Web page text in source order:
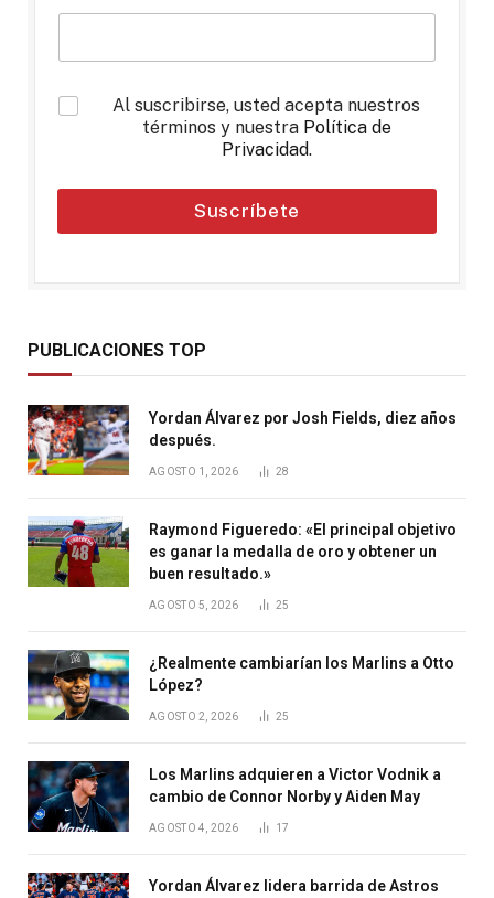
*
Al suscribirse, usted acepta nuestros
términos y nuestra Política de
Privacidad.
Suscríbete
PUBLICACIONES TOP
Yordan Álvarez por Josh Fields, diez años
después.
AGOSTO 1, 2026 28
Raymond Figueredo: «El principal objetivo
es ganar la medalla de oro y obtener un
buen resultado.»
AGOSTO 5, 2026 25
¿Realmente cambiarían los Marlins a Otto
López?
AGOSTO 2, 2026 25
Los Marlins adquieren a Victor Vodnik a
cambio de Connor Norby y Aiden May
AGOSTO 4, 2026 17
Yordan Álvarez lidera barrida de Astros